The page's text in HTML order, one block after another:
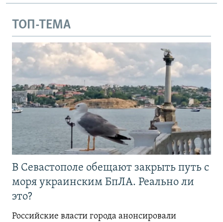
ТОП-ТЕМА
В Севастополе обещают закрыть путь с
моря украинским БпЛА. Реально ли
это?
Российские власти города анонсировали